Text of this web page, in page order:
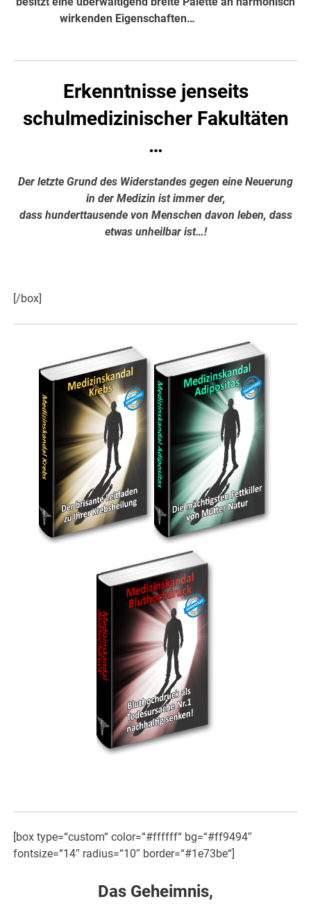
wirkenden Eigenschaften…
Erkenntnisse jenseits
schulmedizinischer Fakultäten
…
Der letzte Grund des Widerstandes gegen eine Neuerung
in der Medizin ist immer der,
dass hunderttausende von Menschen davon leben, dass
etwas unheilbar ist…!
[/box]
[box type=“custom“ color=“#ffffff“ bg=“#ff9494″
fontsize=“14″ radius=“10″ border=“#1e73be“]
Das Geheimnis,